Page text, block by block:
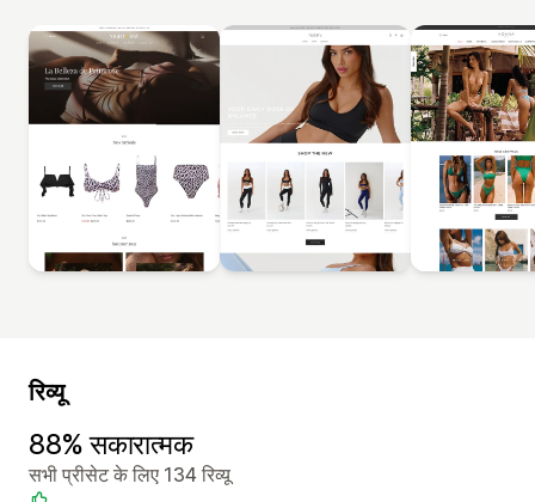
रिव्यू
88% सकारात्मक
सभी प्रीसेट के लिए 134 रिव्यू